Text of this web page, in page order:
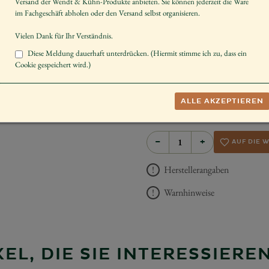
Artikelnummer
Geschlecht
Sammeln
UVP *50,00 €
− + AUF DIE
Herstellerangaben
Warnhinweise
DIE SIE
im Fachgeschäft abholen oder den Versand selbst organisieren.
Vielen Dank für Ihr Verständnis.
Diese Meldung dauerhaft unterdrücken. (Hiermit stimme ich zu, dass ein
Cookie gespeichert wird.)
ALLE AKZEPTIEREN